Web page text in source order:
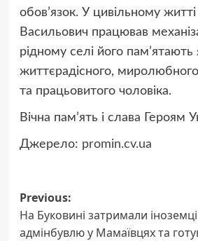
обов’язок. У цивільному
Васильович працював
рідному селі його пам’ятають
життєрадісного,
та працьовитого чоловіка.
Вічна пам’ять і слава Героям
Джерело: promin.cv.ua
Post
navigation
Previous:
На Буковині затримали
адмінбувлю у Мамаївцях та